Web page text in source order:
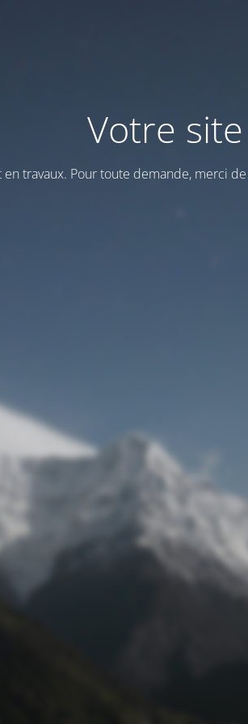
Votre site
en travaux. Pour toute demande, merci